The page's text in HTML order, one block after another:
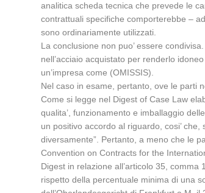
analitica scheda tecnica che prevede le
contrattuali specifiche comporterebbe –
sono ordinariamente utilizzati.
La conclusione non puo’ essere
nell’acciaio acquistato per renderlo
un’impresa come (OMISSIS).
Nel caso in esame, pertanto, ove le parti
Come si legge nel Digest of Case Law
qualita’, funzionamento e imballaggio
un positivo accordo al riguardo, cosi’
diversamente”. Pertanto, a meno che le
Convention on Contracts for the
Digest in relazione all’articolo 35,
rispetto della percentuale minima di una